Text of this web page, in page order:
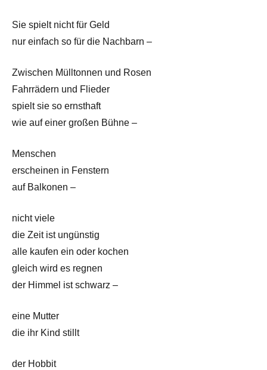
Sie spielt nicht für Geld
nur einfach so für die Nachbarn –
Zwischen Mülltonnen und Rosen
Fahrrädern und Flieder
spielt sie so ernsthaft
wie auf einer großen Bühne –
Menschen
erscheinen in Fenstern
auf Balkonen –
nicht viele
die Zeit ist ungünstig
alle kaufen ein oder kochen
gleich wird es regnen
der Himmel ist schwarz –
eine Mutter
die ihr Kind stillt
der Hobbit